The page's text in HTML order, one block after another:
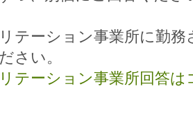
テーション事業所に勤
さい。
テーション事業所回答は